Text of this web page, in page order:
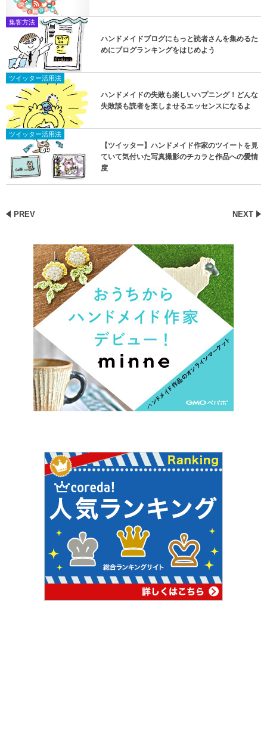
集客方法
ハンドメイドブログにもっと読者さんを集めるた
めにブログランキングをはじめよう
ツイッター活用法
ハンドメイドの失敗も楽しいハプニング！どんな
失敗談も読者を楽しませるエッセンスになるよ
ツイッター活用法
【ツイッター】ハンドメイド作家のツイートを見
ていて気付いた写真撮影のチカラと作品への愛情
度
PREV NEXT